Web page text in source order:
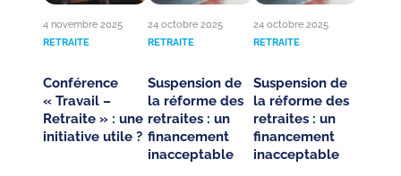
4 novembre 2025
RETRAITE
Conférence
« Travail –
Retraite » : une
initiative utile ?
24 octobre 2025
RETRAITE
Suspension de
la réforme des
retraites : un
financement
inacceptable
24 octobre 2025
RETRAITE
Suspension de
la réforme des
retraites : un
financement
inacceptable